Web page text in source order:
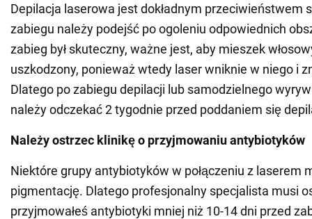
Depilacja laserowa jest dokładnym przeciwieństwem
zabiegu należy podejść po ogoleniu odpowiednich
zabieg był skuteczny, ważne jest, aby mieszek
uszkodzony, ponieważ wtedy laser wniknie w niego i
Dlatego po zabiegu depilacji lub samodzielnego
należy odczekać 2 tygodnie przed poddaniem się
Należy ostrzec klinikę o przyjmowaniu antybiotyków
Niektóre grupy antybiotyków w połączeniu z laserem
pigmentację. Dlatego profesjonalny specjalista musi
przyjmowałeś antybiotyki mniej niż 10-14 dni przed